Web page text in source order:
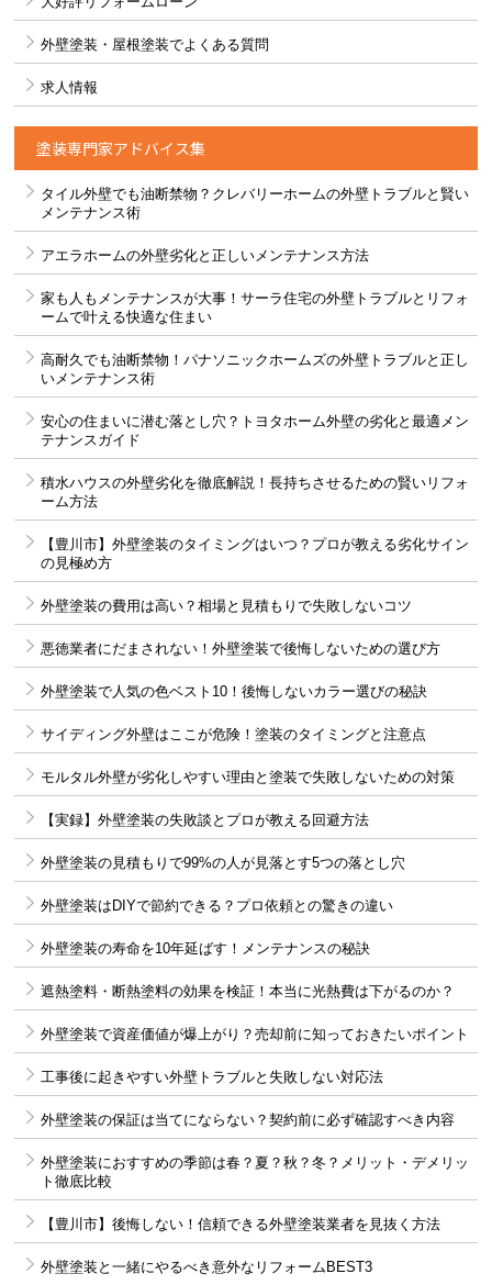
外壁塗装・屋根塗装でよくある質問
求人情報
塗装専門家アドバイス集
タイル外壁でも油断禁物？クレバリーホームの外壁トラブルと賢い
メンテナンス術
アエラホームの外壁劣化と正しいメンテナンス方法
家も人もメンテナンスが大事！サーラ住宅の外壁トラブルとリフォ
ームで叶える快適な住まい
高耐久でも油断禁物！パナソニックホームズの外壁トラブルと正し
いメンテナンス術
安心の住まいに潜む落とし穴？トヨタホーム外壁の劣化と最適メン
テナンスガイド
積水ハウスの外壁劣化を徹底解説！長持ちさせるための賢いリフォ
ーム方法
【豊川市】外壁塗装のタイミングはいつ？プロが教える劣化サイン
の見極め方
外壁塗装の費用は高い？相場と見積もりで失敗しないコツ
悪徳業者にだまされない！外壁塗装で後悔しないための選び方
外壁塗装で人気の色ベスト10！後悔しないカラー選びの秘訣
サイディング外壁はここが危険！塗装のタイミングと注意点
モルタル外壁が劣化しやすい理由と塗装で失敗しないための対策
【実録】外壁塗装の失敗談とプロが教える回避方法
外壁塗装の見積もりで99%の人が見落とす5つの落とし穴
外壁塗装はDIYで節約できる？プロ依頼との驚きの違い
外壁塗装の寿命を10年延ばす！メンテナンスの秘訣
遮熱塗料・断熱塗料の効果を検証！本当に光熱費は下がるのか？
外壁塗装で資産価値が爆上がり？売却前に知っておきたいポイント
工事後に起きやすい外壁トラブルと失敗しない対応法
外壁塗装の保証は当てにならない？契約前に必ず確認すべき内容
外壁塗装におすすめの季節は春？夏？秋？冬？メリット・デメリッ
ト徹底比較
【豊川市】後悔しない！信頼できる外壁塗装業者を見抜く方法
外壁塗装と一緒にやるべき意外なリフォームBEST3